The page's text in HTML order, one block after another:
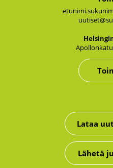
Lataa
Lähetä